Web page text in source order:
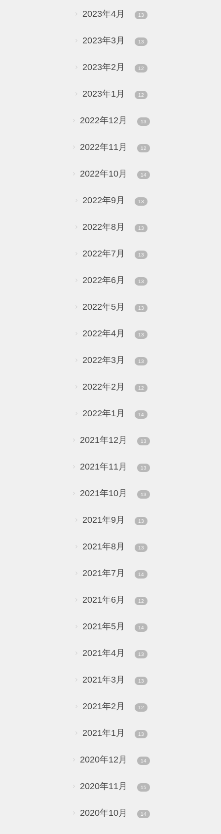
2023年4月 13
2023年3月 13
2023年2月 12
2023年1月 12
2022年12月 13
2022年11月 12
2022年10月 14
2022年9月 13
2022年8月 13
2022年7月 13
2022年6月 13
2022年5月 13
2022年4月 13
2022年3月 13
2022年2月 12
2022年1月 14
2021年12月 13
2021年11月 13
2021年10月 13
2021年9月 13
2021年8月 13
2021年7月 14
2021年6月 12
2021年5月 14
2021年4月 13
2021年3月 13
2021年2月 12
2021年1月 13
2020年12月 14
2020年11月 15
2020年10月 14